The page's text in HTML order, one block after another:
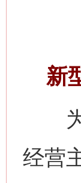
新
为
经营